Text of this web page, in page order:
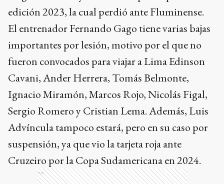
edición 2023, la cual perdió ante Fluminense.
El entrenador Fernando Gago tiene varias bajas
importantes por lesión, motivo por el que no
fueron convocados para viajar a Lima Edinson
Cavani, Ander Herrera, Tomás Belmonte,
Ignacio Miramón, Marcos Rojo, Nicolás Figal,
Sergio Romero y Cristian Lema. Además, Luis
Advíncula tampoco estará, pero en su caso por
suspensión, ya que vio la tarjeta roja ante
Cruzeiro por la Copa Sudamericana en 2024.
Ads